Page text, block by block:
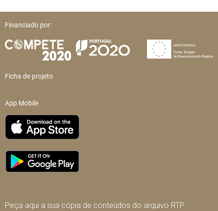
Financiado por:
Ficha de projeto
App Mobile
Peça aqui a sua cópia de conteúdos do arquivo RTP